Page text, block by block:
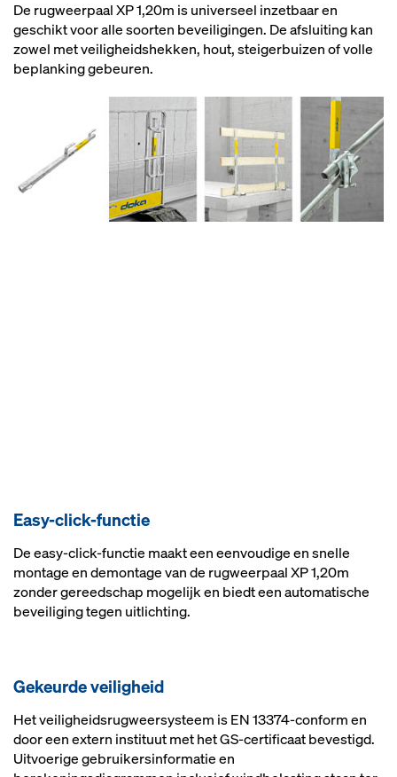
De rugweerpaal XP 1,20m is universeel inzetbaar en
geschikt voor alle soorten beveiligingen. De afsluiting kan
zowel met veiligheidshekken, hout, steigerbuizen of volle
beplanking gebeuren.
Easy-click-functie
De easy-click-functie maakt een eenvoudige en snelle
montage en demontage van de rugweerpaal XP 1,20m
zonder gereedschap mogelijk en biedt een automatische
beveiliging tegen uitlichting.
Gekeurde veiligheid
Het veiligheidsrugweersysteem is EN 13374-conform en
door een extern instituut met het GS-certificaat bevestigd.
Uitvoerige gebruikersinformatie en